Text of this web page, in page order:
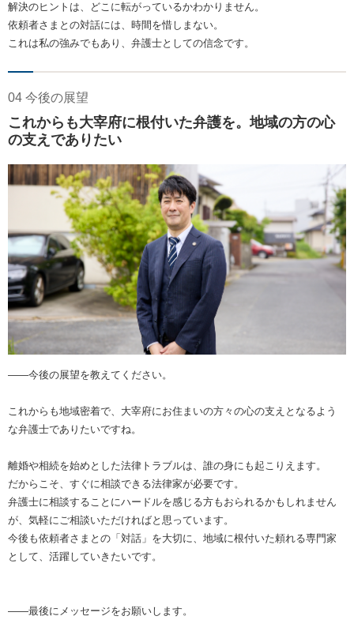
解決のヒントは、どこに転がっているかわかりません。
依頼者さまとの対話には、時間を惜しまない。
これは私の強みでもあり、弁護士としての信念です。
04 今後の展望
これからも大宰府に根付いた弁護を。地域の方の心
の支えでありたい
――今後の展望を教えてください。
これからも地域密着で、大宰府にお住まいの方々の心の支えとなるよう
な弁護士でありたいですね。
離婚や相続を始めとした法律トラブルは、誰の身にも起こりえます。
だからこそ、すぐに相談できる法律家が必要です。
弁護士に相談することにハードルを感じる方もおられるかもしれません
が、気軽にご相談いただければと思っています。
今後も依頼者さまとの「対話」を大切に、地域に根付いた頼れる専門家
として、活躍していきたいです。
――最後にメッセージをお願いします。